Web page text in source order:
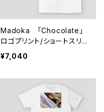
Madoka 「Chocolate」
ロゴプリント/ショートスリー
ブTシャツ
¥7,040